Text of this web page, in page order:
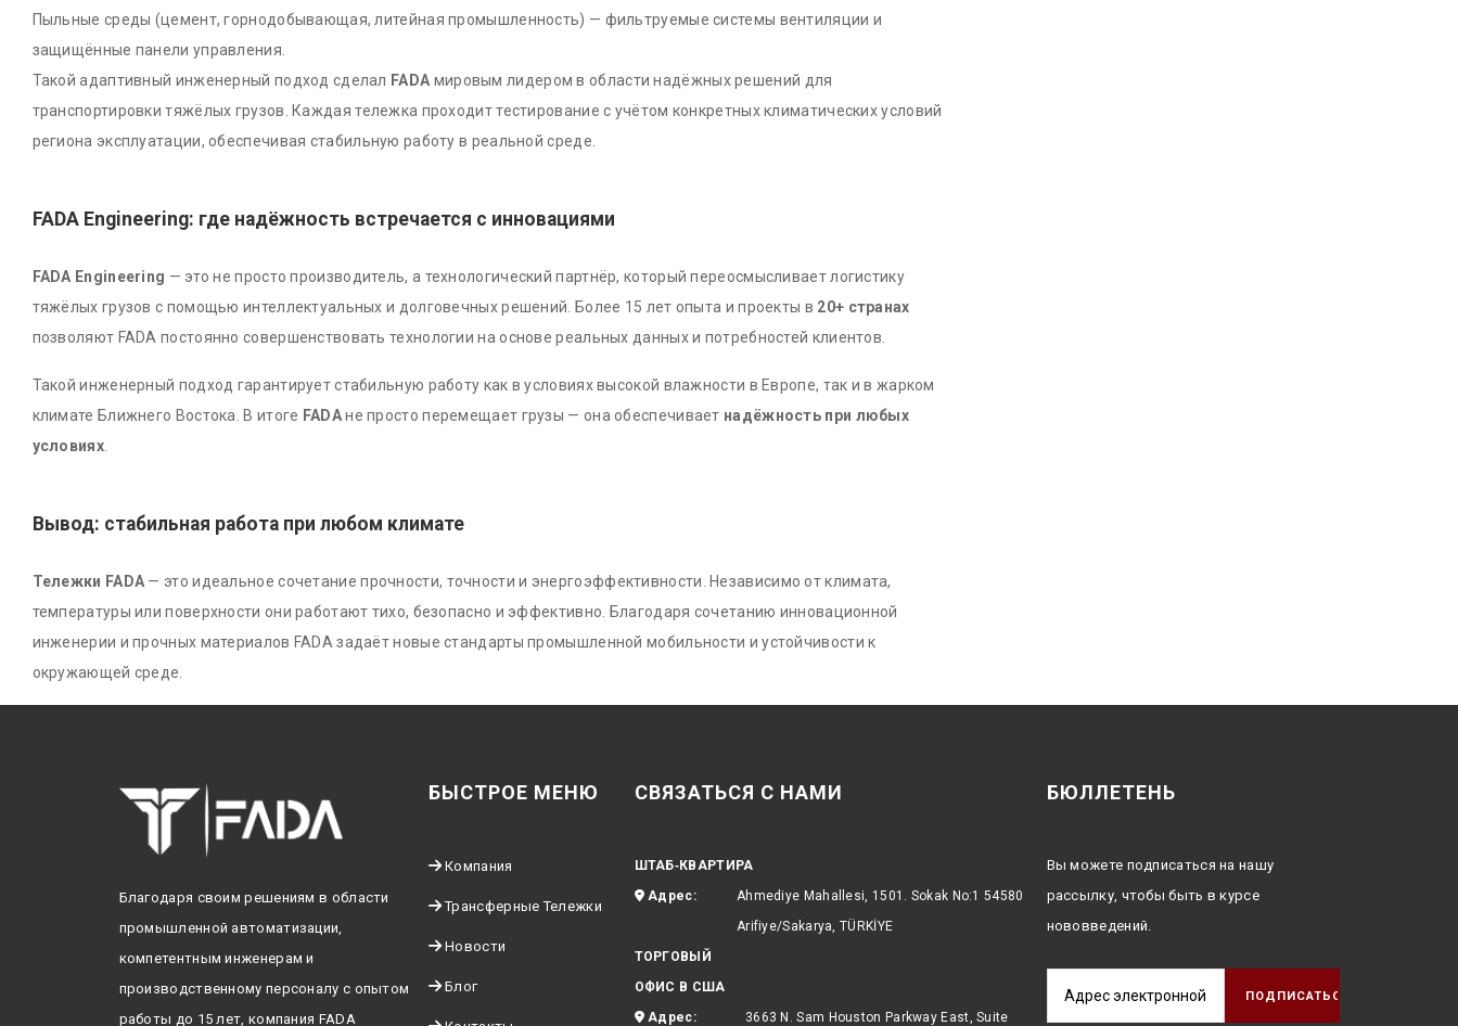
Пыльные среды (цемент, горнодобывающая, литейная промышленность) — фильтруемые системы вентиляции и
защищённые панели управления.
Такой адаптивный инженерный подход сделал FADA мировым лидером в области надёжных решений для
транспортировки тяжёлых грузов. Каждая тележка проходит тестирование с учётом конкретных климатических условий
региона эксплуатации, обеспечивая стабильную работу в реальной среде.
FADA Engineering: где надёжность встречается с инновациями
FADA Engineering — это не просто производитель, а технологический партнёр, который переосмысливает логистику
тяжёлых грузов с помощью интеллектуальных и долговечных решений. Более 15 лет опыта и проекты в 20+ странах
позволяют FADA постоянно совершенствовать технологии на основе реальных данных и потребностей клиентов.
Такой инженерный подход гарантирует стабильную работу как в условиях высокой влажности в Европе, так и в жарком
климате Ближнего Востока. В итоге FADAне просто перемещает грузы — она обеспечивает надёжность при любых
условиях.
Вывод: стабильная работа при любом климате
Тележки FADA — это идеальное сочетание прочности, точности и энергоэффективности. Независимо от климата,
температуры или поверхности они работают тихо, безопасно и эффективно. Благодаря сочетанию инновационной
инженерии и прочных материалов FADA задаёт новые стандарты промышленной мобильности и устойчивости к
окружающей среде.
Благодаря своим решениям в области
промышленной автоматизации,
компетентным инженерам и
производственному персоналу с опытом
работы до 15 лет, компания FADA
БЫСТРОЕ МЕНЮ
Компания
Трансферные Тележки
Новости
Блог
СВЯЗАТЬСЯ С НАМИ
ШТАБ‑КВАРТИРА
Адрес:
Ahmediye Mahallesi, 1501. Sokak No:1 54580
Arifiye/Sakarya, TÜRKİYE
ТОРГОВЫЙ
ОФИС В США
Адрес:
3663 N. Sam Houston Parkway East, Suite
БЮЛЛЕТЕНЬ
Вы можете подписаться на нашу
рассылку, чтобы быть в курсе
нововведений.